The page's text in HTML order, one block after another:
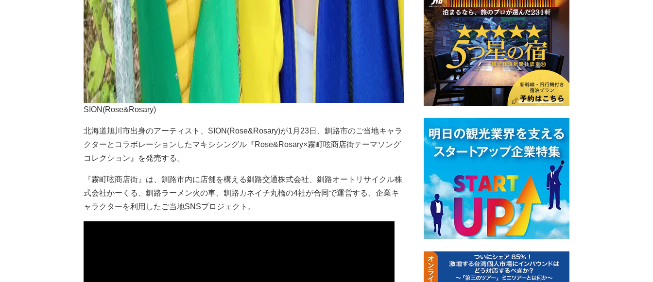
SION(Rose&Rosary)
北海道旭川市出身のアーティスト、SION(Rose&Rosary)が1月23日、釧路市のご当地キャラ
クターとコラボレーションしたマキシシングル『Rose&Rosary×霧町呟商店街テーマソング
コレクション』を発売する。
『霧町呟商店街』は、釧路市内に店舗を構える釧路交通株式会社、釧路オートリサイクル株
式会社かーくる、釧路ラーメン火の車、釧路カネイチ丸橋の4社が合同で運営する、企業キ
ャラクターを利用したご当地SNSプロジェクト。